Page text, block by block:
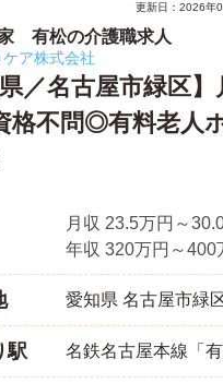
更新日：2026年
有松の介護職求人
ケア株式会社
県／名古屋市緑区
格不問◎有料老人
駅